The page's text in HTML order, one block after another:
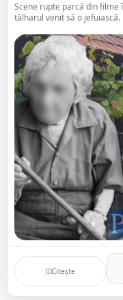
Scene rupte parcă din
tâlharul venit să o
Citește